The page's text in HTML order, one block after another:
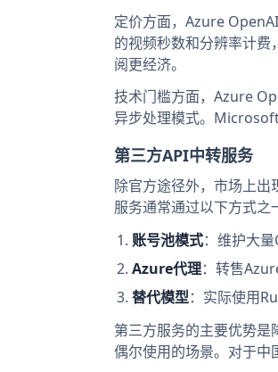
定价方面，Azure
的视频秒数和分辨率计
阅更经济。
技术门槛方面，Azure
异步处理模式。
第三方API中转服务
除官方途径外，市场上
服务通常通过以下方式之
账号池模式：维护大
Azure代理：转售
替代模型：实际使用
第三方服务的主要优势
偶尔使用的场景。对于中